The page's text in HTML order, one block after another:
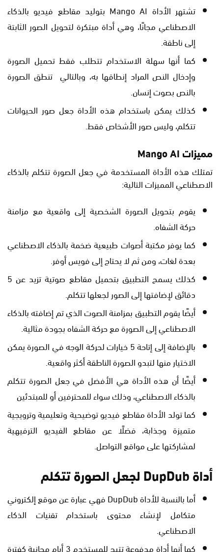
تشتهر الأداة Mango AI بتوليد مقاطع فيديو بالذكاء
الاصطناعي مجانًا، وهي أداة مبتكرة لتحويل الصور الثابتة
إلى ناطقة.
كما أنها سهلة الاستخدام تتطلب فقط تحميل الصورة
وإدخال النص المراد إنطاقها به، وبالتالي تنطق الصورة
بالنص بصوت إنسان.
كذلك يمكن باستخدام هذه الأداة جعل صور الحيوانات
تتكلم، وليس صور الأشخاص فقط.
مميزات Mango AI
تمتلك هذه الأداة المستخدمة في جعل الصورة تتكلم بالذكاء
الاصطناعي المميزات التالية:
يقوم بتحويل الصورة الشخصية إلى واقعية مع مزامنة
حركة الشفاه.
كما يوفر مكتبة أصوات طبيعية ضخمة بالذكاء الاصطناعي
بعدة لغات، ومن ثم لا يحتاج إلى فويس أوفر.
كذلك يسمح التطبيق بتحميل مقاطع صوتية تزيد عن 5
دقائق لإضافتها إلى الصور لجعلها تتكلم.
أيضًا يقوم التطبيق بمزامنة الصوت الذي تم إضافته بالذكاء
الاصطناعي إلى الصورة مع حركة الشفاه بجودة مثالية.
بالإضافة إلى إتاحة 5 خيارات لحركة الوجه في الصورة يمكن
الاختيار منها لتبدو الصورة الناطقة أكثر واقعية.
أيضًا أن هذه الأداة هي الأفضل في جعل الصورة تتكلم
بالذكاء الاصطناعي، وذلك سواء للمحترفين أو للمبتدئين
كما تولد الأداة مقاطع فيديو توضيحية وتعليمية وترويجية
متميزة وجذابة، فضلًا عن مقاطع الفيديو الترفيهية
لمشاركتها على مواقع التواصل.
أداة DupDub لجعل الصورة تتكلم
أما بالنسبة للأداة DupDub فهي عبارة عن موقع إلكتروني
متكامل لإنشاء محتوى باستخدام تقنيات الذكاء
الاصطناعي.
كما أنها أداة مدفوعة تتيح للمستخدم 3 أيام مجانية كفترة